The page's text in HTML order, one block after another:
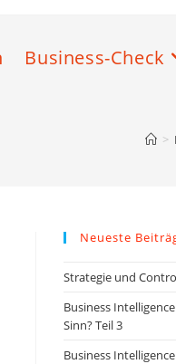
Business-Check
>
Neueste
Strategie und
Business
Sinn? Teil 3
Business